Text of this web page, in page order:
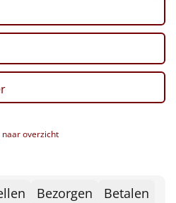
naar overzicht
Bezorgen Betalen